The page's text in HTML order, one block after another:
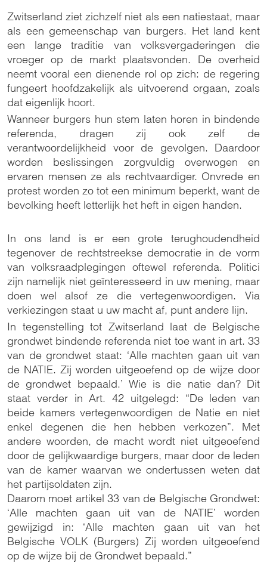
Zwitserland ziet zichzelf niet als een natiestaat, maar
als een gemeenschap van burgers. Het land kent
een lange traditie van volksvergaderingen die
vroeger op de markt plaatsvonden. De overheid
neemt vooral een dienende rol op zich: de regering
fungeert hoofdzakelijk als uitvoerend orgaan, zoals
dat eigenlijk hoort.
Wanneer burgers hun stem laten horen in bindende
referenda, dragen zij ook zelf de
verantwoordelijkheid voor de gevolgen. Daardoor
worden beslissingen zorgvuldig overwogen en
ervaren mensen ze als rechtvaardiger. Onvrede en
protest worden zo tot een minimum beperkt, want de
bevolking heeft letterlijk het heft in eigen handen.
In ons land is er een grote terughoudendheid
tegenover de rechtstreekse democratie in de vorm
van volksraadplegingen oftewel referenda. Politici
zijn namelijk niet geïnteresseerd in uw mening, maar
doen wel alsof ze die vertegenwoordigen. Via
verkiezingen staat u uw macht af, punt andere lijn.
In tegenstelling tot Zwitserland laat de Belgische
grondwet bindende referenda niet toe want in art. 33
van de grondwet staat: ‘Alle machten gaan uit van
de NATIE. Zij worden uitgeoefend op de wijze door
de grondwet bepaald.’ Wie is die natie dan? Dit
staat verder in Art. 42 uitgelegd: “De leden van
beide kamers vertegenwoordigen de Natie en niet
enkel degenen die hen hebben verkozen”. Met
andere woorden, de macht wordt niet uitgeoefend
door de gelijkwaardige burgers, maar door de leden
van de kamer waarvan we ondertussen weten dat
het partijsoldaten zijn.
Daarom moet artikel 33 van de Belgische Grondwet:
‘Alle machten gaan uit van de NATIE’ worden
gewijzigd in: ‘Alle machten gaan uit van het
Belgische VOLK (Burgers) Zij worden uitgeoefend
op de wijze bij de Grondwet bepaald.”